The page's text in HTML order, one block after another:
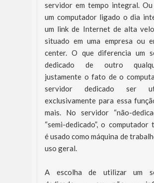
servidor em tempo integral.
um computador ligado o dia
um link de Internet de alta
situado em uma empresa ou
center. O que diferencia um
dedicado de outro
justamente o fato de o
servidor dedicado ser
exclusivamente para essa
mais. No servidor “não-
“semi-dedicado”, o computador
é usado como máquina de
uso geral.
A escolha de utilizar um